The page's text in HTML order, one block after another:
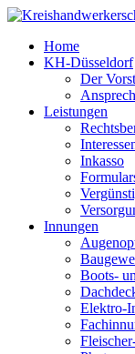
Home
KH-Düsseldorf
Der
Leistungen
Inkasso
Innungen
Boots-
Elektro-